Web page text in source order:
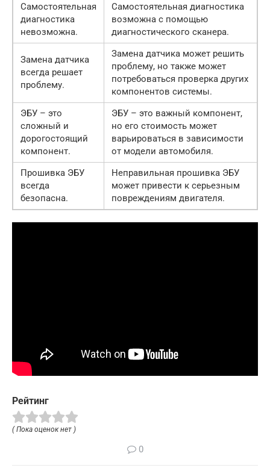
Самостоятельная
диагностика
невозможна.
Самостоятельная диагностика
возможна с помощью
диагностического сканера.
Замена датчика
всегда решает
проблему.
Замена датчика может решить
проблему, но также может
потребоваться проверка других
компонентов системы.
ЭБУ – это
сложный и
дорогостоящий
компонент.
ЭБУ – это важный компонент,
но его стоимость может
варьироваться в зависимости
от модели автомобиля.
Прошивка ЭБУ
всегда
безопасна.
Неправильная прошивка ЭБУ
может привести к серьезным
повреждениям двигателя.
Рейтинг
( Пока оценок нет )
0